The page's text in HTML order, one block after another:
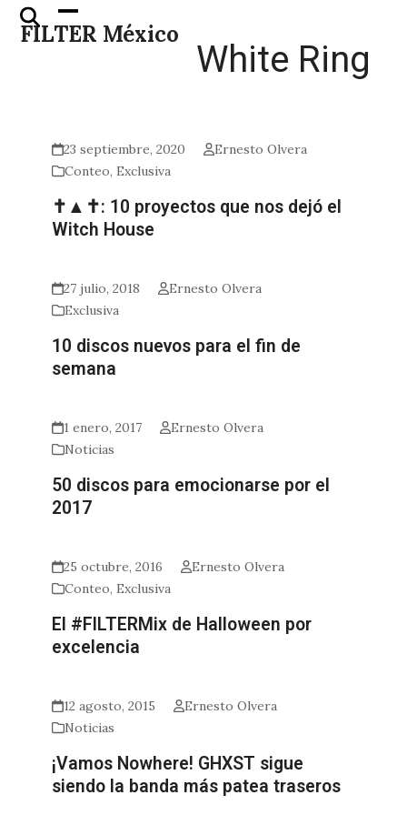
Skip
FILTER México
Open
mobile
Close
mobile
White Ring
23 septiembre, 2020
Ernesto Olvera
Conteo,Exclusiva
✝▲✝: 10 proyectos que nos dejó el
Witch House
27 julio, 2018
Ernesto Olvera
Exclusiva
10 discos nuevos para el fin de
semana
1 enero, 2017
Ernesto Olvera
Noticias
50 discos para emocionarse por el
2017
25 octubre, 2016
Ernesto Olvera
Conteo,Exclusiva
El #FILTERMix de Halloween por
excelencia
12 agosto, 2015
Ernesto Olvera
Noticias
¡Vamos Nowhere! GHXST sigue
siendo la banda más patea traseros